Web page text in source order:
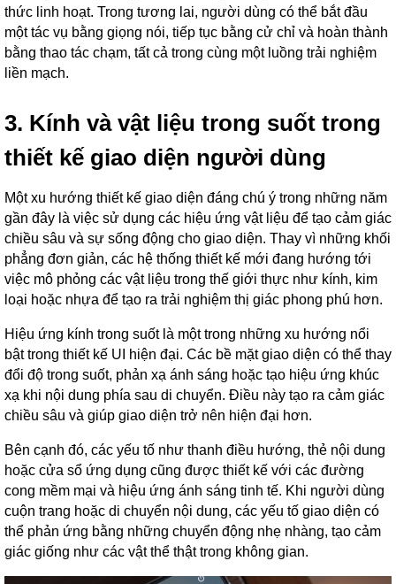
thức linh hoạt. Trong tương lai, người dùng có thể bắt đầu
một tác vụ bằng giọng nói, tiếp tục bằng cử chỉ và hoàn thành
bằng thao tác chạm, tất cả trong cùng một luồng trải nghiệm
liền mạch.
3. Kính và vật liệu trong suốt trong
thiết kế giao diện người dùng
Một xu hướng thiết kế giao diện đáng chú ý trong những năm
gần đây là việc sử dụng các hiệu ứng vật liệu để tạo cảm giác
chiều sâu và sự sống động cho giao diện. Thay vì những khối
phẳng đơn giản, các hệ thống thiết kế mới đang hướng tới
việc mô phỏng các vật liệu trong thế giới thực như kính, kim
loại hoặc nhựa để tạo ra trải nghiệm thị giác phong phú hơn.
Hiệu ứng kính trong suốt là một trong những xu hướng nổi
bật trong thiết kế UI hiện đại. Các bề mặt giao diện có thể thay
đổi độ trong suốt, phản xạ ánh sáng hoặc tạo hiệu ứng khúc
xạ khi nội dung phía sau di chuyển. Điều này tạo ra cảm giác
chiều sâu và giúp giao diện trở nên hiện đại hơn.
Bên cạnh đó, các yếu tố như thanh điều hướng, thẻ nội dung
hoặc cửa sổ ứng dụng cũng được thiết kế với các đường
cong mềm mại và hiệu ứng ánh sáng tinh tế. Khi người dùng
cuộn trang hoặc di chuyển nội dung, các yếu tố giao diện có
thể phản ứng bằng những chuyển động nhẹ nhàng, tạo cảm
giác giống như các vật thể thật trong không gian.